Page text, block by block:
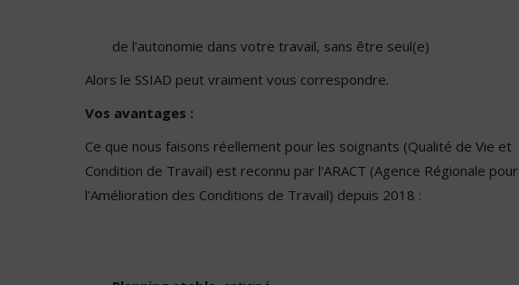
de l’autonomie dans votre travail, sans être seul(e)
Alors le SSIAD peut vraiment vous correspondre.
Vos avantages :
Ce que nous faisons réellement pour les soignants (Qualité de Vie et
Condition de Travail) est reconnu par l'ARACT (Agence Régionale pour
l'Amélioration des Conditions de Travail) depuis 2018 :